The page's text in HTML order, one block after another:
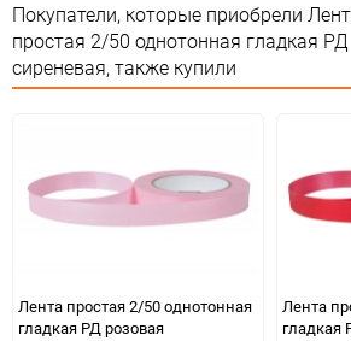
Предназначение товара
Сертификация
Минимальное количество
Единица измерения
Покупатели, которые приобрели
простая 2/50 однотонная гладкая РД
сиреневая, также купили
Лента простая 2/50 однотонная
гладкая РД розовая
Лента
гладкая